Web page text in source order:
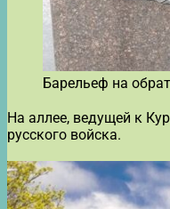
Барельеф на
На аллее, ведущей к
русского войска.